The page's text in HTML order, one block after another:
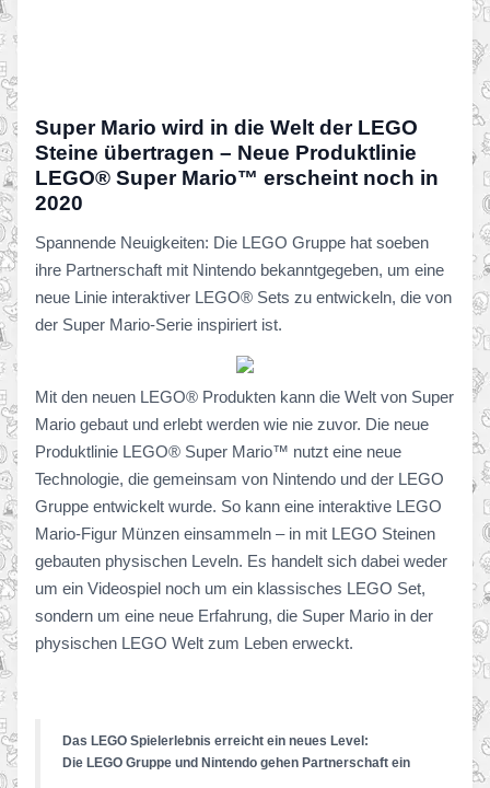
Super Mario wird in die Welt der LEGO
Steine übertragen – Neue Produktlinie
LEGO® Super Mario™ erscheint noch in
2020
Spannende Neuigkeiten: Die LEGO Gruppe hat soeben
ihre Partnerschaft mit Nintendo bekanntgegeben, um eine
neue Linie interaktiver LEGO® Sets zu entwickeln, die von
der Super Mario-Serie inspiriert ist.
Mit den neuen LEGO® Produkten kann die Welt von Super
Mario gebaut und erlebt werden wie nie zuvor. Die neue
Produktlinie LEGO® Super Mario™ nutzt eine neue
Technologie, die gemeinsam von Nintendo und der LEGO
Gruppe entwickelt wurde. So kann eine interaktive LEGO
Mario-Figur Münzen einsammeln – in mit LEGO Steinen
gebauten physischen Leveln. Es handelt sich dabei weder
um ein Videospiel noch um ein klassisches LEGO Set,
sondern um eine neue Erfahrung, die Super Mario in der
physischen LEGO Welt zum Leben erweckt.
Das LEGO Spielerlebnis erreicht ein neues Level:
Die LEGO Gruppe und Nintendo gehen Partnerschaft ein